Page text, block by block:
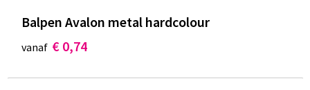
Balpen Avalon metal hardcolour
vanaf € 0,74